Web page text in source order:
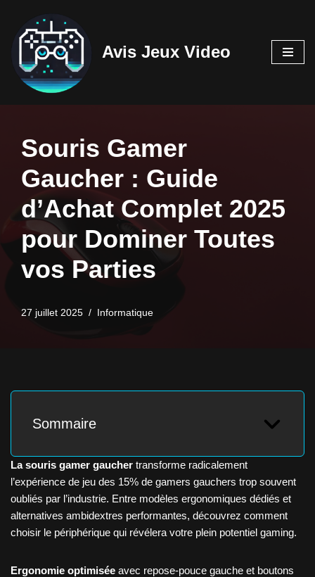
Aller
contenu
Avis Jeux Video
Souris Gamer
Gaucher : Guide
d’Achat Complet 2025
pour Dominer Toutes
vos Parties
27 juillet 2025 Informatique
Sommaire
La souris gamer gaucher transforme radicalement
l’expérience de jeu des 15% de gamers gauchers trop souvent
oubliés par l’industrie. Entre modèles ergonomiques dédiés et
alternatives ambidextres performantes, découvrez comment
choisir le périphérique qui révélera votre plein potentiel gaming.
Ergonomie optimisée avec repose-pouce gauche et boutons